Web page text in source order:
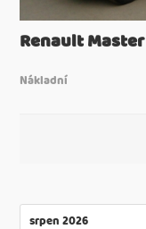
Renault Master
Nákladní